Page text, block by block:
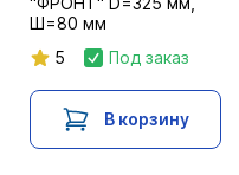
Ш=80 мм
5
Под заказ
В корзину